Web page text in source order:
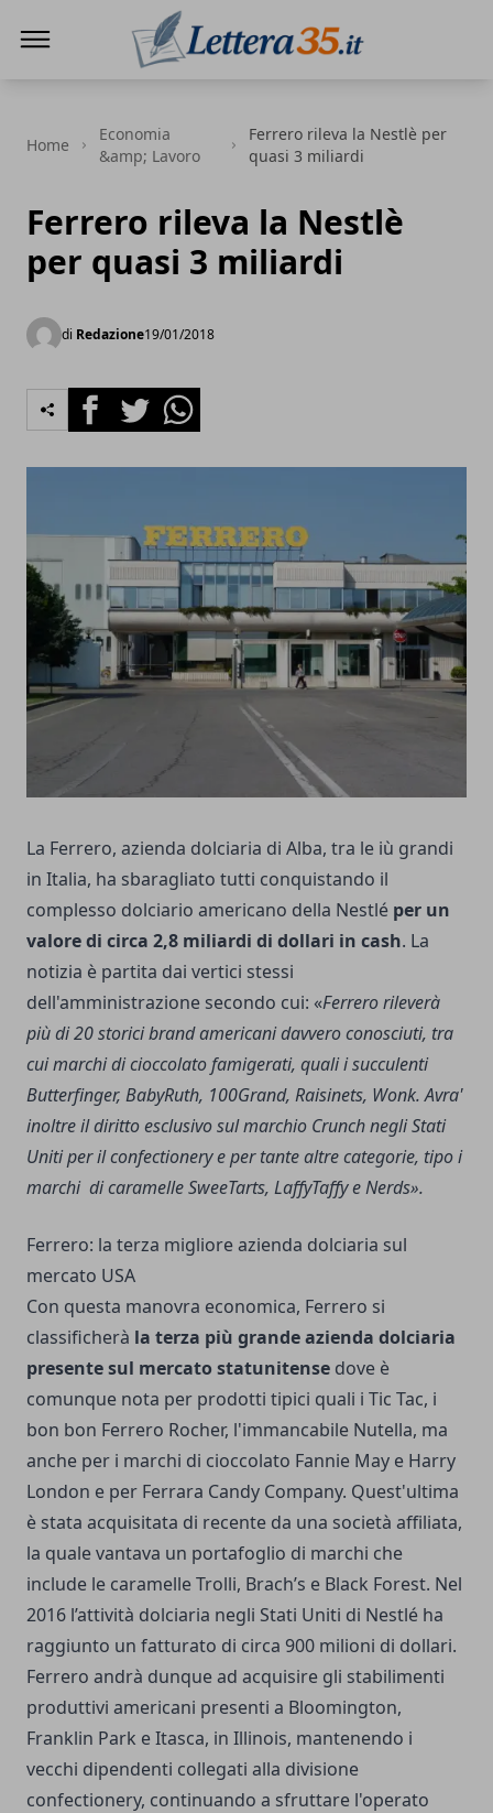
Home
Economia
&amp; Lavoro
Ferrero rileva la Nestlè per
quasi 3 miliardi
Ferrero rileva la Nestlè
per quasi 3 miliardi
di Redazione19/01/2018
FacebookTwitterWhatsapp
La Ferrero, azienda dolciaria di Alba, tra le iù grandi
in Italia, ha sbaragliato tutti conquistando il
complesso dolciario americano della Nestlé per un
valore di circa 2,8 miliardi di dollari in cash. La
notizia è partita dai vertici stessi
dell'amministrazione secondo cui: «Ferrero rileverà
più di 20 storici brand americani davvero conosciuti, tra
cui marchi di cioccolato famigerati, quali i succulenti
Butterfinger, BabyRuth, 100Grand, Raisinets, Wonk. Avra'
inoltre il diritto esclusivo sul marchio Crunch negli Stati
Uniti per il confectionery e per tante altre categorie, tipo i
marchi di caramelle SweeTarts, LaffyTaffy e Nerds».
Ferrero: la terza migliore azienda dolciaria sul
mercato USA
Con questa manovra economica, Ferrero si
classificherà la terza più grande azienda dolciaria
presente sul mercato statunitense dove è
comunque nota per prodotti tipici quali i Tic Tac, i
bon bon Ferrero Rocher, l'immancabile Nutella, ma
anche per i marchi di cioccolato Fannie May e Harry
London e per Ferrara Candy Company. Quest'ultima
è stata acquisitata di recente da una società affiliata,
la quale vantava un portafoglio di marchi che
include le caramelle Trolli, Brach’s e Black Forest. Nel
2016 l’attività dolciaria negli Stati Uniti di Nestlé ha
raggiunto un fatturato di circa 900 milioni di dollari.
Ferrero andrà dunque ad acquisire gli stabilimenti
produttivi americani presenti a Bloomington,
Franklin Park e Itasca, in Illinois, mantenendo i
vecchi dipendenti collegati alla divisione
confectionery, continuando a sfruttare l'operato